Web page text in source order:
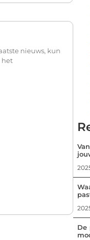
nieuws, kun
het
De